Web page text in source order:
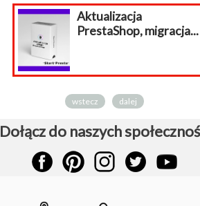
Aktualizacja
PrestaShop, migracja...
wstecz dalej
Dołącz do naszych